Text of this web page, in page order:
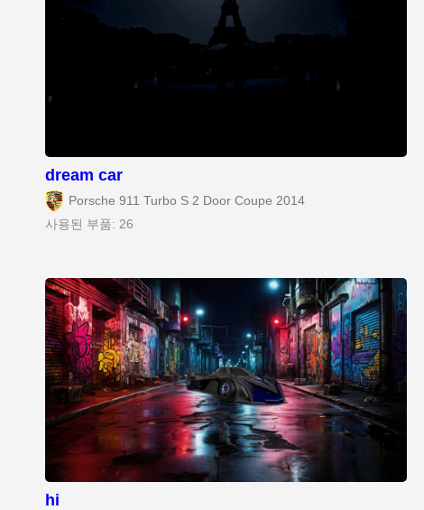
dream car
Porsche 911 Turbo S 2 Door Coupe 2014
사용된 부품: 26
hi